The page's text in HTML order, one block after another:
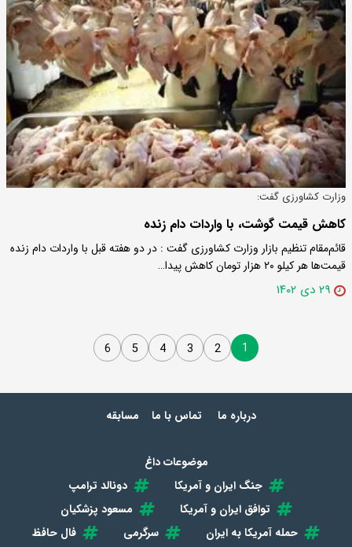
وزارت کشاورزی گفت:
کاهش قیمت گوشت، با واردات دام زنده
قائم‌مقام تنظیم بازار وزارت کشاورزی گفت : در دو هفته قبل با واردات دام زنده
قیمت‌ها هر کیلو ۲۰ هزار تومان کاهش پیدا…
۲۹ دی ۱۴۰۲
1
2
3
4
5
6
درباره ما تماس با ما مسابقه
موضوعات داغ
جنگ ایران و آمریکا
دونالد ترامپ
توافق ایران و آمریکا
مسعود پزشکیان
حمله آمریکا به ایران
سرگرمی فال حافظ